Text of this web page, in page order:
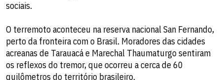
sociais.
O terremoto aconteceu na reserva nacional San Fernando,
perto da fronteira com o Brasil. Moradores das cidades
acreanas de Tarauacá e Marechal Thaumaturgo sentiram
os reflexos do tremor, que ocorreu a cerca de 60
quilômetros do território brasileiro.